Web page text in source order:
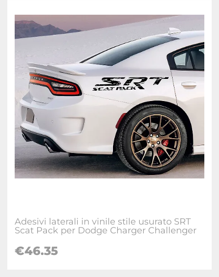
Adesivi laterali in vinile stile usurato SRT
Scat Pack per Dodge Charger Challenger
€46.35